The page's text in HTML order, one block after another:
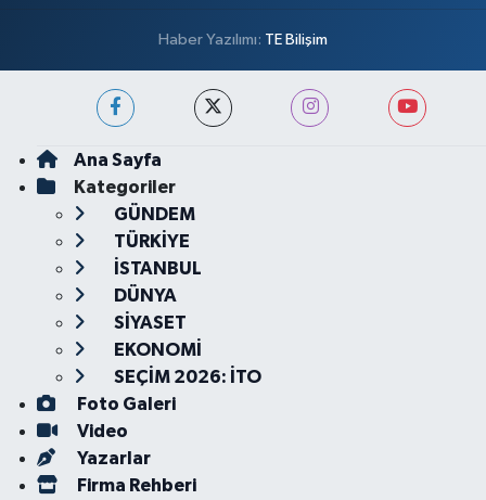
Haber Yazılımı: TE Bilişim
Ana Sayfa
Kategoriler
GÜNDEM
TÜRKİYE
İSTANBUL
DÜNYA
SİYASET
EKONOMİ
SEÇİM 2026: İTO
Foto Galeri
Video
Yazarlar
Firma Rehberi